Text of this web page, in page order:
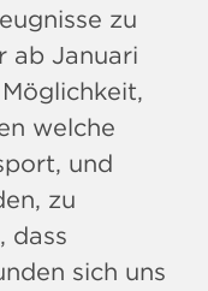
zu
ab Januari
welche
und
zu
dass
sich uns